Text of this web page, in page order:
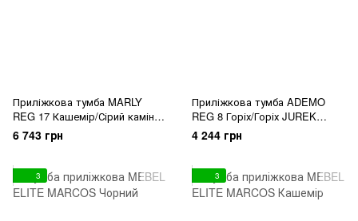
Приліжкова тумба MARLY
REG 17 Кашемір/Сірий камінь
JUREK MEBLE
6 743 грн
Приліжкова тумба ADEMO
REG 8 Горіх/Горіх JUREK
MEBLE
4 244 грн
3 3